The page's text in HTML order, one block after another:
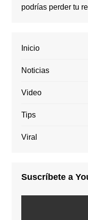
podrías perder tu
Inicio
Noticias
Video
Tips
Viral
Suscríbete a